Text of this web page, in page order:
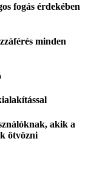
fogás érdekében
minden
akik a
ötvözni